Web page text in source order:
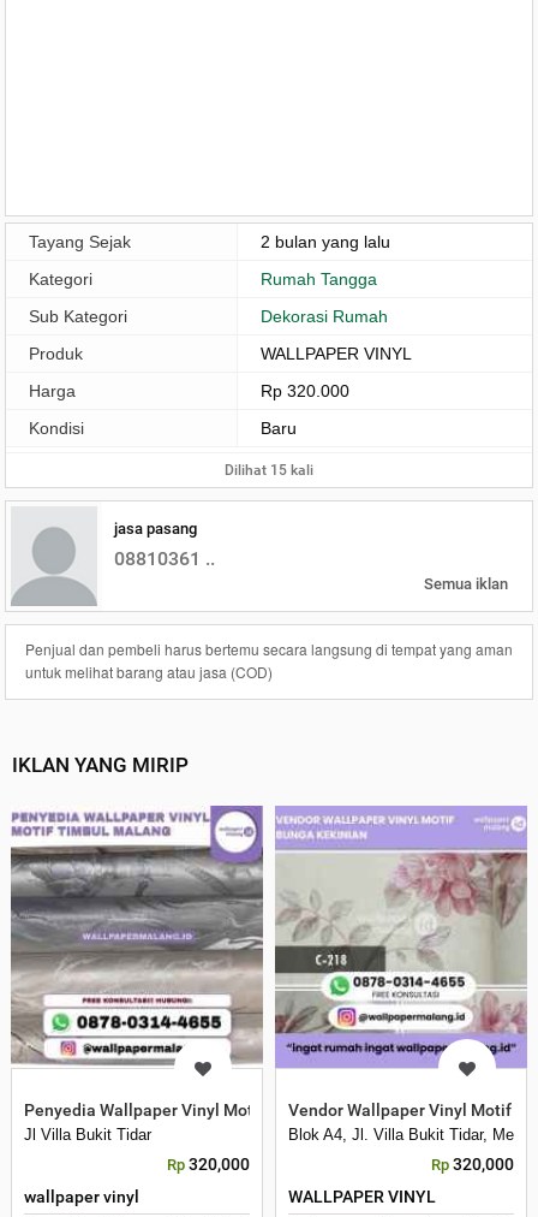
Tayang Sejak
2 bulan yang lalu
Kategori
Rumah Tangga
Sub Kategori
Dekorasi Rumah
Produk
WALLPAPER VINYL
Harga
Rp 320.000
Kondisi
Baru
Dilihat 15 kali
jasa pasang
08810361 ..
Semua iklan
Penjual dan pembeli harus bertemu secara langsung di tempat yang aman
untuk melihat barang atau jasa (COD)
IKLAN YANG MIRIP
Penyedia Wallpaper Vinyl Motif Timbul Malang
Jl Villa Bukit Tidar
Rp 320,000
wallpaper vinyl
Vendor Wallpaper Vinyl Motif
Blok A4, Jl. Villa Bukit Tidar,
Rp 320,000
WALLPAPER VINYL